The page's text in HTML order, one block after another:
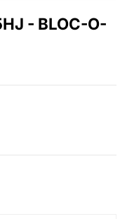
- BLOC-O-